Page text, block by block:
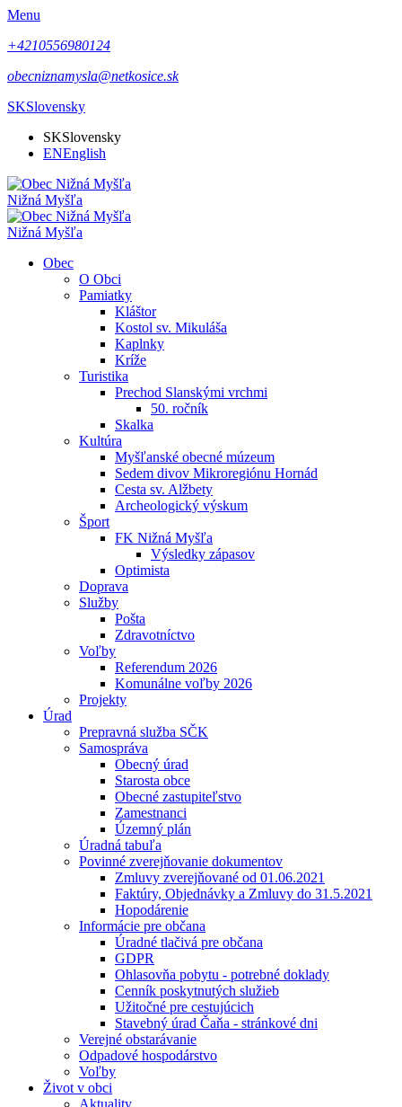
Menu
+4210556980124
obecniznamysla@netkosice.sk
SKSlovensky
SKSlovensky
ENEnglish
Nižná Myšľa
Nižná Myšľa
Obec
O Obci
Pamiatky
Kláštor
Kostol sv. Mikuláša
Kaplnky
Kríže
Turistika
Prechod Slanskými vrchmi
50. ročník
Skalka
Kultúra
Myšľanské obecné múzeum
Sedem divov Mikroregiónu Hornád
Cesta sv. Alžbety
Archeologický výskum
Šport
FK Nižná Myšľa
Výsledky zápasov
Optimista
Doprava
Služby
Pošta
Zdravotníctvo
Voľby
Referendum 2026
Komunálne voľby 2026
Projekty
Úrad
Prepravná služba SČK
Samospráva
Obecný úrad
Starosta obce
Obecné zastupiteľstvo
Zamestnanci
Územný plán
Úradná tabuľa
Povinné zverejňovanie dokumentov
Zmluvy zverejňované od 01.06.2021
Faktúry, Objednávky a Zmluvy do 31.5.2021
Hopodárenie
Informácie pre občana
Úradné tlačivá pre občana
GDPR
Ohlasovňa pobytu - potrebné doklady
Cenník poskytnutých služieb
Užitočné pre cestujúcich
Stavebný úrad Čaňa - stránkové dni
Verejné obstarávanie
Odpadové hospodárstvo
Voľby
Život v obci
Aktuality